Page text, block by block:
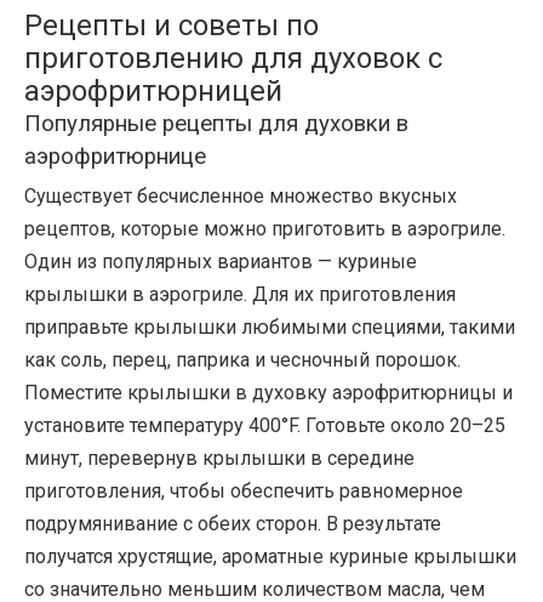
Рецепты и советы по
приготовлению для духовок с
аэрофритюрницей
Популярные рецепты для духовки в
аэрофритюрнице
Существует бесчисленное множество вкусных
рецептов, которые можно приготовить в аэрогриле.
Один из популярных вариантов — куриные
крылышки в аэрогриле. Для их приготовления
приправьте крылышки любимыми специями, такими
как соль, перец, паприка и чесночный порошок.
Поместите крылышки в духовку аэрофритюрницы и
установите температуру 400°F. Готовьте около 20–25
минут, перевернув крылышки в середине
приготовления, чтобы обеспечить равномерное
подрумянивание с обеих сторон. В результате
получатся хрустящие, ароматные куриные крылышки
со значительно меньшим количеством масла, чем